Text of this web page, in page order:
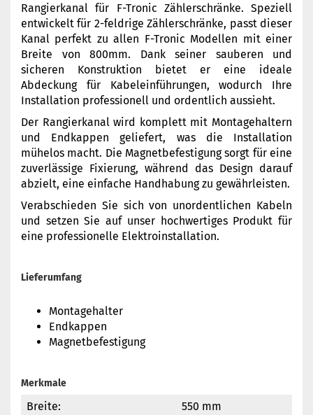
Rangierkanal für F-Tronic Zählerschränke. Speziell
entwickelt für 2-feldrige Zählerschränke, passt dieser
Kanal perfekt zu allen F-Tronic Modellen mit einer
Breite von 800mm. Dank seiner sauberen und
sicheren Konstruktion bietet er eine ideale
Abdeckung für Kabeleinführungen, wodurch Ihre
Installation professionell und ordentlich aussieht.
Der Rangierkanal wird komplett mit Montagehaltern
und Endkappen geliefert, was die Installation
mühelos macht. Die Magnetbefestigung sorgt für eine
zuverlässige Fixierung, während das Design darauf
abzielt, eine einfache Handhabung zu gewährleisten.
Verabschieden Sie sich von unordentlichen Kabeln
und setzen Sie auf unser hochwertiges Produkt für
eine professionelle Elektroinstallation.
Lieferumfang
Montagehalter
Endkappen
Magnetbefestigung
Merkmale
Breite: 550 mm